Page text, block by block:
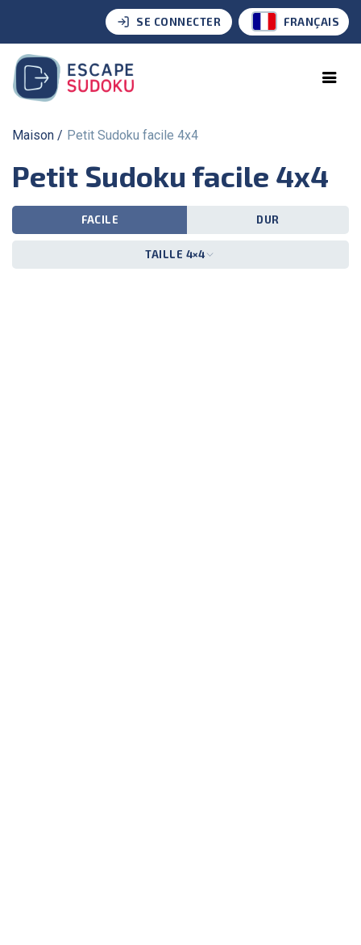
SE CONNECTER FRANÇAIS
Maison Petit Sudoku facile 4x4
Petit Sudoku facile 4x4
FACILE DUR
TAILLE 4×4